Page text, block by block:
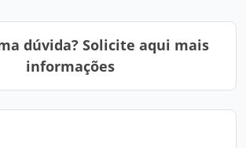
dúvida? Solicite aqui mais
informações